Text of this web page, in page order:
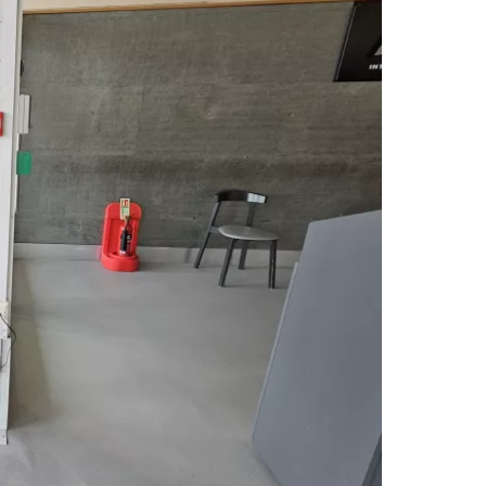
dengan Google
dengan Facebook
dengan email